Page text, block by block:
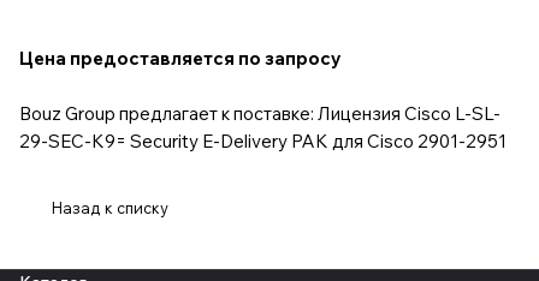
Цена предоставляется по запросу
Bouz Group предлагает к поставке: Лицензия Cisco L-SL-
29-SEC-K9= Security E-Delivery PAK для Cisco 2901-2951
Назад к списку